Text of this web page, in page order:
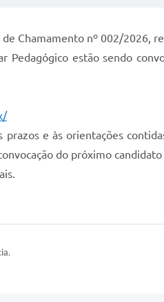
Chamamento nº 002/2026,
Pedagógico estão sendo
prazos e às orientações
do próximo candidato